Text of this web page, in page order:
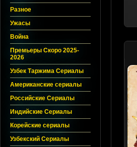
Разное
Ужасы
Война
Премьеры Скоро 2025-
2026
Узбек Таржима Сериалы
Американские сериалы
Российские Сериалы
Индийские Сериалы
Корейские сериалы
Узбекский Сериалы